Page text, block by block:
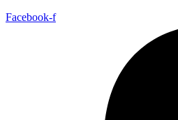
Facebook-f